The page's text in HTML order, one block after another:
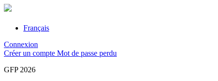
Français
Connexion
Créer un compte Mot de passe perdu
GFP 2026